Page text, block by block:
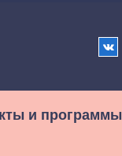
и программы